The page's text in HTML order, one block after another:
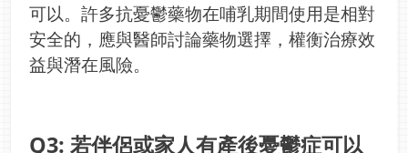
可以。許多抗憂鬱藥物在哺乳期間使用是相對
安全的，應與醫師討論藥物選擇，權衡治療效
益與潛在風險。
Q3: 若伴侶或家人有產後憂鬱症可以